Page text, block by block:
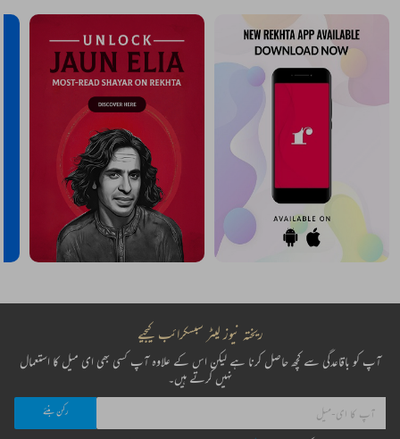
ریختہ نیوز لیٹر سبسکرائب کیجیے
آپ کو باقاعدگی سے کچھ حاصل کرنا ہے لیکن اس کے علاوہ آپ کسی بھی ای میل کا استعمال
نہیں کرتے ہیں۔